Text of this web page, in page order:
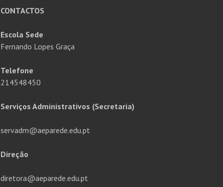
CONTACTOS
Escola Sede
Fernando Lopes Graça
Telefone
214548450
Serviços Administrativos (Secretaria)
servadm@aeparede.edu.pt
Direção
diretora@aeparede.edu.pt